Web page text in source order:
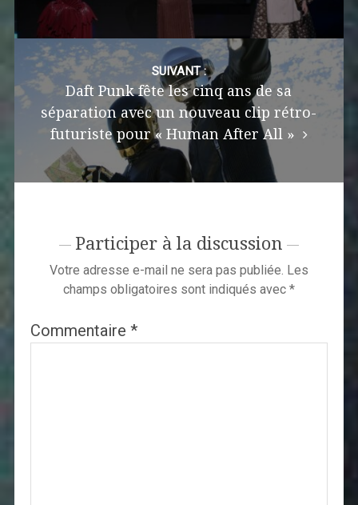
SUIVANT :
Daft Punk fête les cinq ans de sa
séparation avec un nouveau clip rétro-
futuriste pour « Human After All »
Participer à la discussion
Votre adresse e-mail ne sera pas publiée. Les
champs obligatoires sont indiqués avec *
Commentaire *